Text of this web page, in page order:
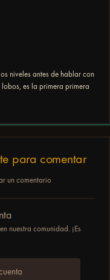
niveles antes de hablar con
es la primera primera
para comentar
un comentario
nuestra comunidad. ¡Es